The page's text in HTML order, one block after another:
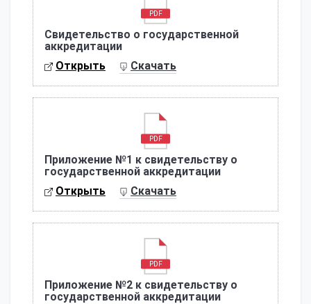
PDF
Свидетельство о государственной
аккредитации
Открыть
Скачать
PDF
Приложение №1 к свидетельству о
государственной аккредитации
Открыть
Скачать
PDF
Приложение №2 к свидетельству о
государственной аккредитации